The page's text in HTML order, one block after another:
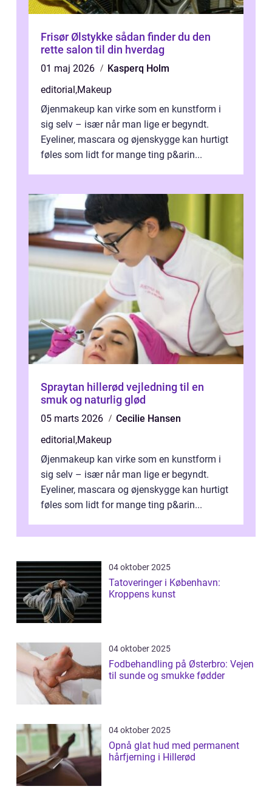
Frisør Ølstykke sådan finder du den
rette salon til din hverdag
01 maj 2026
Kasperq Holm
editorial ,Makeup
Øjenmakeup kan virke som en kunstform i
sig selv – især når man lige er begyndt.
Eyeliner, mascara og øjenskygge kan hurtigt
føles som lidt for mange ting p&arin...
Spraytan hillerød vejledning til en
smuk og naturlig glød
05 marts 2026
Cecilie Hansen
editorial ,Makeup
Øjenmakeup kan virke som en kunstform i
sig selv – især når man lige er begyndt.
Eyeliner, mascara og øjenskygge kan hurtigt
føles som lidt for mange ting p&arin...
04 oktober 2025
Tatoveringer i København:
Kroppens kunst
04 oktober 2025
Fodbehandling på Østerbro: Vejen
til sunde og smukke fødder
04 oktober 2025
Opnå glat hud med permanent
hårfjerning i Hillerød